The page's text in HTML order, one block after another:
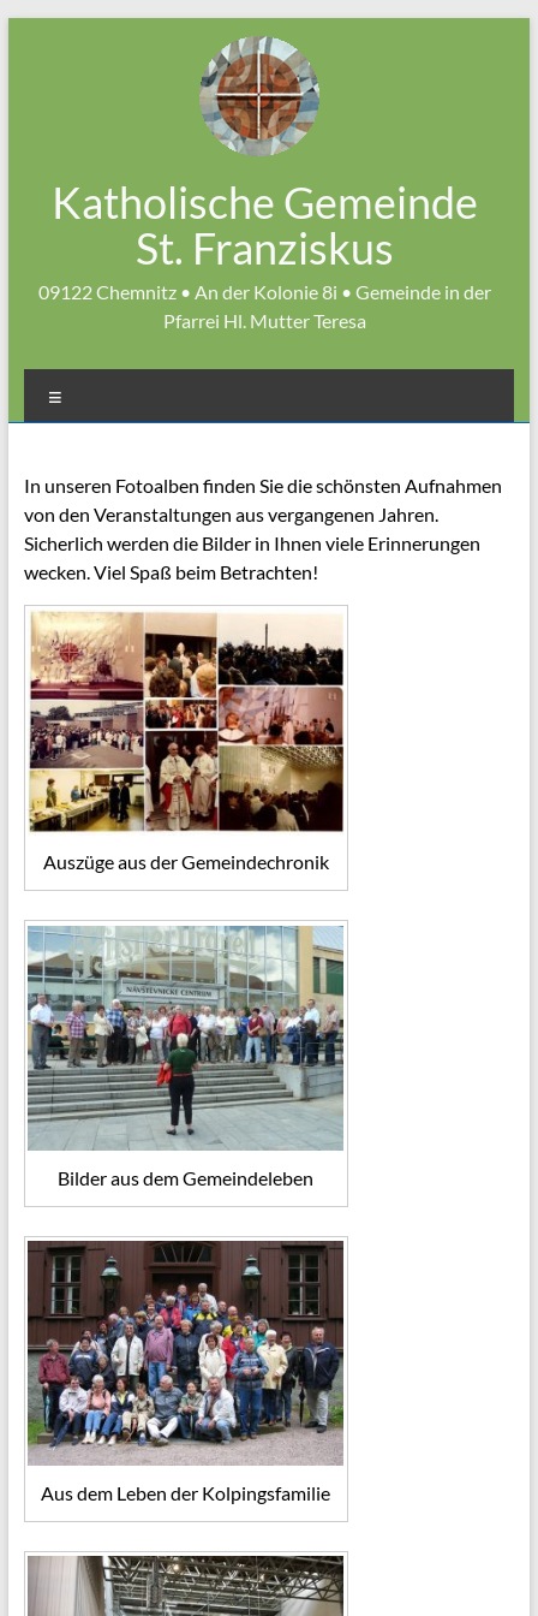
Katholische Gemeinde
St. Franziskus
09122 Chemnitz • An der Kolonie 8i • Gemeinde in der
Pfarrei Hl. Mutter Teresa
In unseren Fotoalben finden Sie die schönsten Aufnahmen
von den Veranstaltungen aus vergangenen Jahren.
Sicherlich werden die Bilder in Ihnen viele Erinnerungen
wecken. Viel Spaß beim Betrachten!
Auszüge aus der Gemeindechronik
Bilder aus dem Gemeindeleben
Aus dem Leben der Kolpingsfamilie